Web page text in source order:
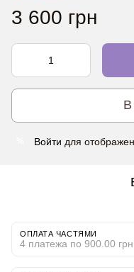
3 600 грн
В
Войти для
ОПЛАТА ЧАСТЯМИ
4 платежа по 900.00 грн